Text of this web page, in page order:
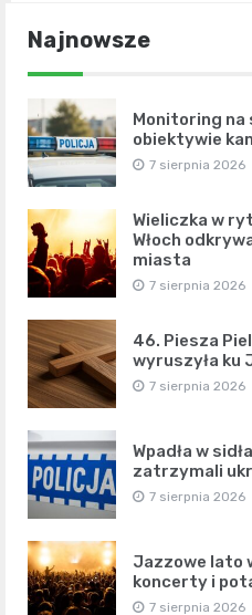
Najnowsze
Monitoring na
obiektywie
7 sierpnia 2026
Wieliczka w
Włoch
miasta
7 sierpnia 2026
46. Piesza
wyruszyła ku
7 sierpnia 2026
Wpadła w
zatrzymali
7 sierpnia 2026
Jazzowe lato
koncerty i
7 sierpnia 2026